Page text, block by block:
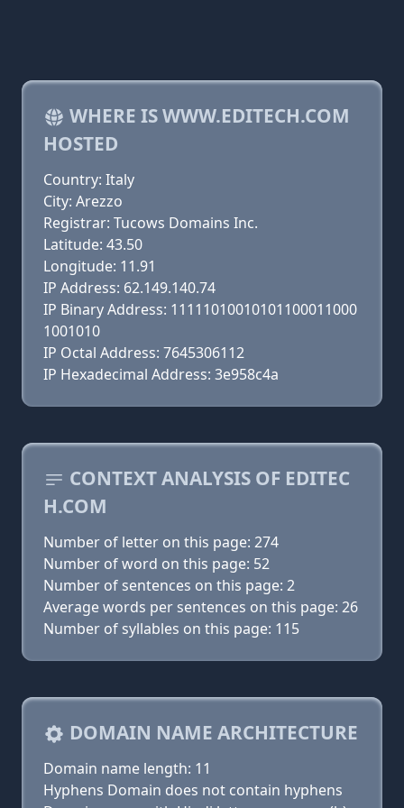
WHERE IS WWW.EDITECH.COM
HOSTED
Country: Italy
City: Arezzo
Registrar: Tucows Domains Inc.
Latitude: 43.50
Longitude: 11.91
IP Address: 62.149.140.74
IP Binary Address: 11111010010101100011000
1001010
IP Octal Address: 7645306112
IP Hexadecimal Address: 3e958c4a
CONTEXT ANALYSIS OF EDITEC
H.COM
Number of letter on this page: 274
Number of word on this page: 52
Number of sentences on this page: 2
Average words per sentences on this page: 26
Number of syllables on this page: 115
DOMAIN NAME ARCHITECTURE
Domain name length: 11
Hyphens Domain does not contain hyphens